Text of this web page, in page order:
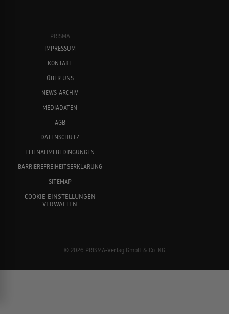
PRISMA
IMPRESSUM
KONTAKT
ÜBER UNS
NEWS-ARCHIV
MEDIADATEN
AGB
DATENSCHUTZ
TEILNAHMEBEDINGUNGEN
BARRIEREFREIHEITSERKLÄRUNG
SITEMAP
COOKIE-EINSTELLUNGEN
VERWALTEN
© 2026 PRISMA-Verlag GmbH & Co. KG